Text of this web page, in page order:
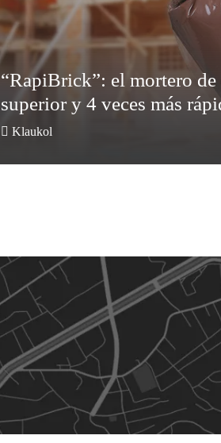
“RapiBrick”: el mortero
superior y 4 veces más
Klaukol